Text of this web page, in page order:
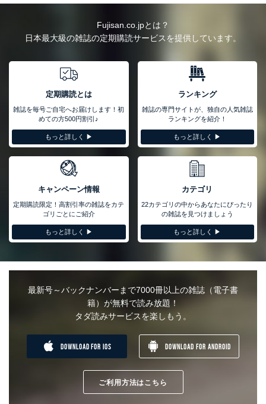
Fujisan.co.jpとは？
日本最大級の雑誌の定期購読サービスを提供しています。
定期購読とは
雑誌を毎号ご自宅へお届けします！初
めての方500円割引♪
もっと詳しく ▶︎
ランキング
雑誌の専門サイトが、独自の人気雑誌
ランキングを紹介！
もっと詳しく ▶︎
キャンペーン情報
定期購読限定！高割引率の雑誌をカテ
ゴリごとにご紹介
もっと詳しく ▶︎
カテゴリ
22カテゴリの中からあなたにぴったり
の雑誌を見つけましょう
もっと詳しく ▶︎
最新号～バックナンバーまで7000冊以上の雑誌（電子書
籍）が無料で読み放題！
タダ読みサービスを楽しもう。
DOWNLOAD FOR IOS DOWNLOAD FOR ANDROID
ご利用方法はこちら